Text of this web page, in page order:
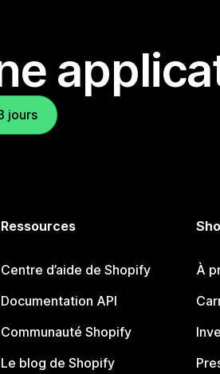
jours
Ressources
Centre d’aide de Shopify
Documentation API
Communauté Shopify
Le blog de Shopify
À